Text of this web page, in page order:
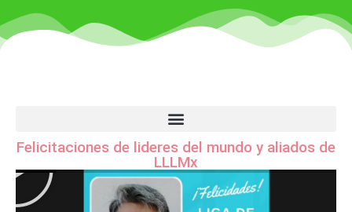
Felicitaciones de lideres del mundo y aliados de
LLLMx